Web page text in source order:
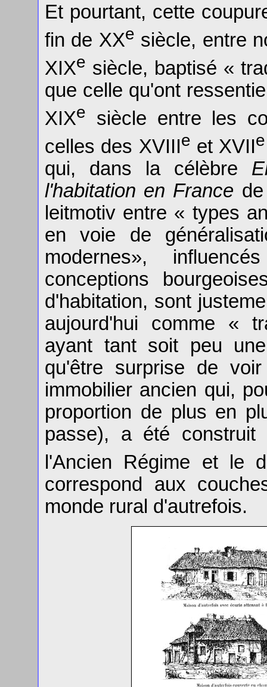
Et pourtant, cette
fin de XXe siècle, entre
XIXe siècle, baptisé «
que celle qu'ont
XIXe
siècle entre les
celles des XVIIIe et XVIIe
qui, dans la célèbre
l'habitation en France
leitmotiv entre « types
en voie de
modernes»,
conceptions
d'habitation, sont
aujourd'hui comme «
ayant tant soit peu
qu'être surprise de
immobilier ancien qui,
proportion de plus en
passe), a été
l'Ancien Régime et le
correspond aux
monde rural d'autrefois.